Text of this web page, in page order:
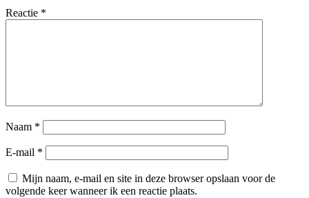
Reactie *
Naam *
E-mail *
Mijn naam, e-mail en site in deze browser opslaan voor de
volgende keer wanneer ik een reactie plaats.